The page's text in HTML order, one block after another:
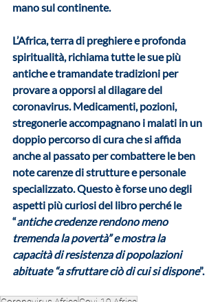
mano sul continente.
L’Africa, terra di preghiere e profonda
spiritualità, richiama tutte le sue più
antiche e tramandate tradizioni per
provare a opporsi al dilagare del
coronavirus. Medicamenti, pozioni,
stregonerie accompagnano i malati in un
doppio percorso di cura che si affida
anche al passato per combattere le ben
note carenze di strutture e personale
specializzato. Questo è forse uno degli
aspetti più curiosi del libro perché le
“antiche credenze rendono meno
tremenda la povertà” e mostra la
capacità di resistenza di popolazioni
abituate “a sfruttare ciò di cui si dispone”.